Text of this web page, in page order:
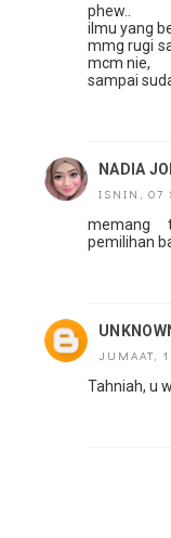
phew..
ilmu yang
mmg rugi
mcm nie,
sampai
NADIA
ISNIN, 07
memang
pemilihan
JUMAAT,
Tahniah, u